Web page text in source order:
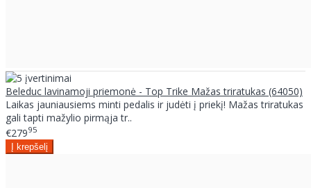
Beleduc lavinamoji priemonė - Top Trike Mažas triratukas (64050)
Laikas jauniausiems minti pedalis ir judėti į priekį! Mažas triratukas
gali tapti mažylio pirmąja tr..
€27995